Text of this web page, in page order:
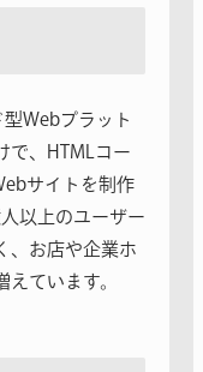
Webプラット
で、HTMLコー
サイトを制作
以上のユーザー
、お店や企業ホ
ています。